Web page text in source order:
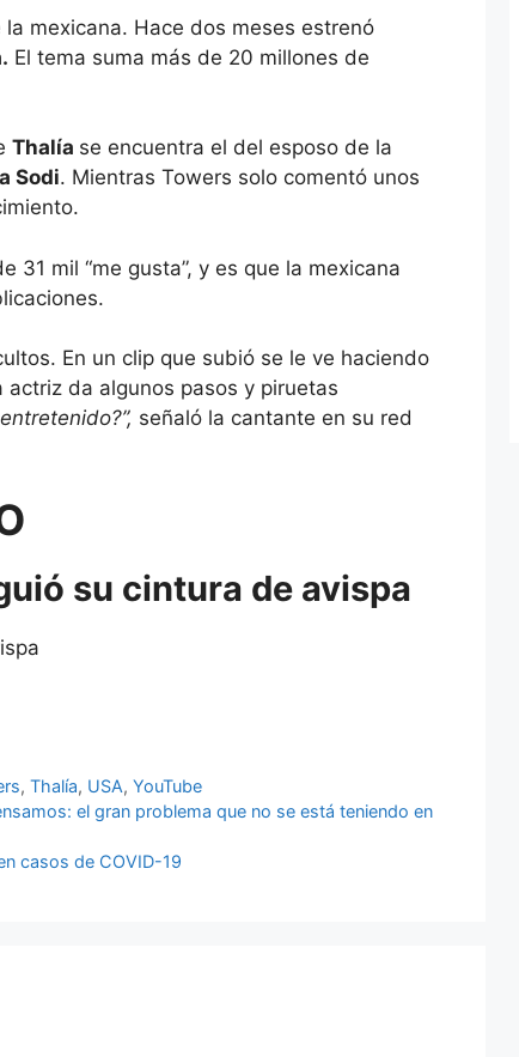
la mexicana. Hace dos meses estrenó
El tema suma más de 20 millones de
Thalía se encuentra el del esposo de la
Sodi. Mientras Towers solo comentó unos
31 mil “me gusta”, y es que la mexicana
En un clip que subió se le ve haciendo
da algunos pasos y piruetas
señaló la cantante en su red
su cintura de avispa
,Thalía, USA,YouTube
el gran problema que no se está teniendo en
casos de COVID-19